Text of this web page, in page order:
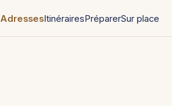
AdressesItinérairesPréparerSur place